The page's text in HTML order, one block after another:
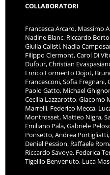
COLLABORATORI
Francesca Arcaro, Massimo
Nadine Blanc, Riccardo
Giulia Calisti, Nadia
Filippo Clermont, Carol Di
Dufour, Christian
Enrico Formento Dojot,
Francesconi, Sofia Fregnani,
Paolo Gatto, Michael
Cecilia Lazzarotto, Giacomo
Marrelli, Federico Mecca,
Montrosset, Matteo Nigra,
Emiliano Pala, Gabriele
Ponsetto, Andrea
Deniel Pession, Raffaele
Riccardo Savoye, Federica
Tigellio Benvenuto, Luca